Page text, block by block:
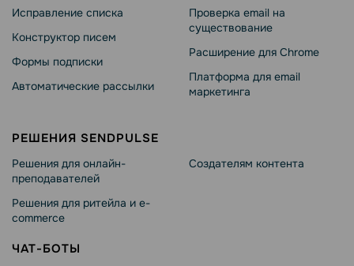
Исправление списка
Конструктор писем
Формы подписки
Автоматические рассылки
Проверка email на
существование
Расширение для Chrome
Платформа для email
маркетинга
РЕШЕНИЯ SENDPULSE
Решения для онлайн-
преподавателей
Решения для ритейла и e-
commerce
Создателям контента
ЧАТ-БОТЫ